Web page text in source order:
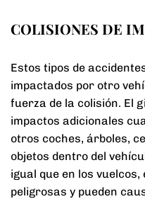
COLISIONES DE
Estos tipos de
impactados por otro
fuerza de la colisión. El
impactos adicionales
otros coches, árboles,
objetos dentro del
igual que en los
peligrosas y pueden